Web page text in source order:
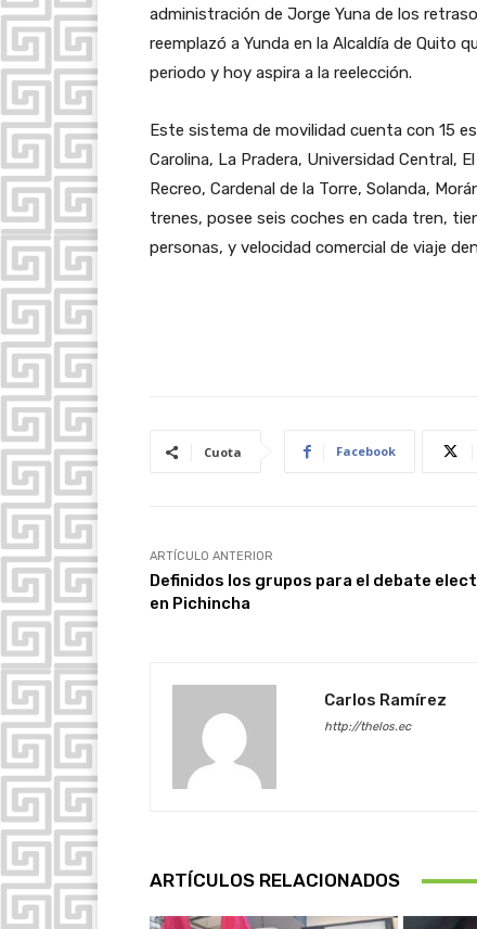
administración de Jorge Yuna de los
reemplazó a Yunda en la Alcaldía de Quito
periodo y hoy aspira a la reelección.
Este sistema de movilidad cuenta con 15
Carolina, La Pradera, Universidad Central,
Recreo, Cardenal de la Torre, Solanda,
trenes, posee seis coches en cada tren,
personas, y velocidad comercial de viaje
Cuota Facebook
ARTÍCULO ANTERIOR
Definidos los grupos para el debate
en Pichincha
Carlos Ramírez
http://thelos.ec
ARTÍCULOS RELACIONADOS